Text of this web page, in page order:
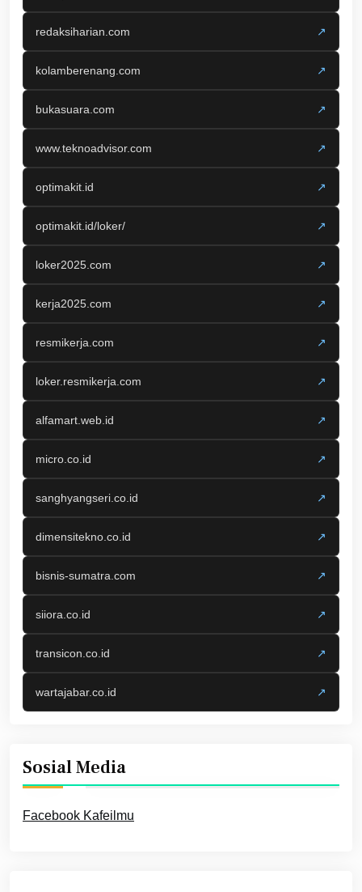
redaksiharian.com ↗
kolamberenang.com ↗
bukasuara.com ↗
www.teknoadvisor.com ↗
optimakit.id ↗
optimakit.id/loker/ ↗
loker2025.com ↗
kerja2025.com ↗
resmikerja.com ↗
loker.resmikerja.com ↗
alfamart.web.id ↗
micro.co.id ↗
sanghyangseri.co.id ↗
dimensitekno.co.id ↗
bisnis-sumatra.com ↗
siiora.co.id ↗
transicon.co.id ↗
wartajabar.co.id ↗
Sosial Media
Facebook Kafeilmu